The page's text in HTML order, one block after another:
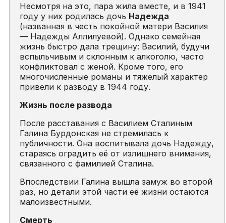
Несмотря на это, пара жила вместе, и в 1941
году у них родилась дочь Надежда
(названная в честь покойной матери Василия
— Надежды Аллилуевой). Однако семейная
жизнь быстро дала трещину: Василий, будучи
вспыльчивым и склонным к алкоголю, часто
конфликтовал с женой. Кроме того, его
многочисленные романы и тяжелый характер
привели к разводу в 1944 году.
Жизнь после развода
После расставания с Василием Сталиным
Галина Бурдонская не стремилась к
публичности. Она воспитывала дочь Надежду,
стараясь оградить её от излишнего внимания,
связанного с фамилией Сталина.
Впоследствии Галина вышла замуж во второй
раз, но детали этой части её жизни остаются
малоизвестными.
Смерть